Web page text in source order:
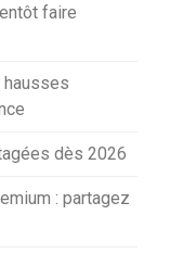
faire
hausses
dès 2026
: partagez